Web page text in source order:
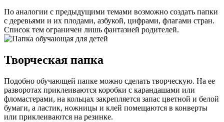
По аналогии с предыдущими темами возможно создать папки
с деревьями и их плодами, азбукой, цифрами, флагами стран.
Список тем ограничен лишь фантазией родителей.
Творческая папка
Подобно обучающей папке можно сделать творческую. На ее
разворотах приклеиваются коробки с карандашами или
фломастерами, на кольцах закрепляется запас цветной и белой
бумаги, а ластик, ножницы и клей помещаются в конверты
или приклеиваются на резинке.